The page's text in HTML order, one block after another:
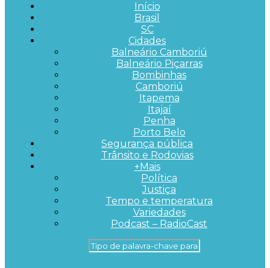
Início
Brasil
SC
Cidades
Balneário Camboriú
Balneário Piçarras
Bombinhas
Camboriú
Itapema
Itajaí
Penha
Porto Belo
Segurança pública
Trânsito e Rodovias
+Mais
Política
Justiça
Tempo e temperatura
Variedades
Podcast – RadioCast